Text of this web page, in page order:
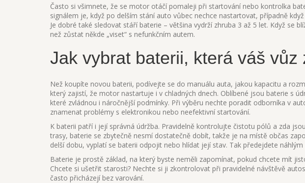
Často si všimnete, že se motor otáčí pomaleji při startování nebo kontrolka
signálem je, když po delším stání auto vůbec nechce nastartovat, případně
Je dobré také sledovat stáří baterie – většina vydrží zhruba 3 až 5 let. Když se
než zůstat někde „viset“ s nefunkčním autem.
Jak vybrat baterii, která váš vůz
Než koupíte novou baterii, podívejte se do manuálu auta, jakou kapacitu a
který zajistí, že motor nastartuje i v chladných dnech. Oblíbené jsou baterie s
které zvládnou i náročnější podmínky. Při výběru nechte poradit odborníka v
znamenat problémy s elektronikou nebo neefektivní startování.
K baterii patří i její správná údržba. Pravidelně kontrolujte čistotu pólů a zda
trasy, baterie se zbytečně nesmí dostatečně dobít, takže je na místě občas
delší dobu, vyplatí se baterii odpojit nebo hlídat její stav. Tak předejdete náhlým
Baterie je prostě základ, na který byste neměli zapomínat, pokud chcete mít
Chcete si ušetřit starosti? Nechte si ji zkontrolovat při pravidelné návštěvě
často přicházejí bez varování.